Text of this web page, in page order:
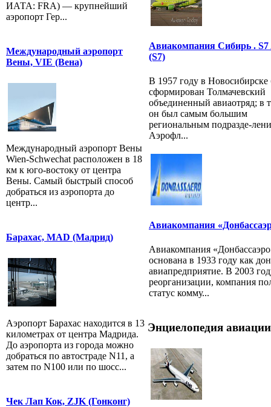
ИАТА: FRA) — крупнейший
аэропорт Гер...
Международный аэропорт
Вены, VIE (Вена)
Международный аэропорт Вены
Wien-Schwechat расположен в 18
км к юго-востоку от центра
Вены. Самый быстрый способ
добраться из аэропорта до
центр...
Барахас, MAD (Мадрид)
Аэропорт Барахас находится в 13
километрах от центра Мадрида.
До аэропорта из города можно
добраться по автостраде N11, а
затем по N100 или по шосс...
Чек Лап Кок, ZJK (Гонконг)
Авиакомпания Сибирь . S7
(S7)
В 1957 году в
сформирован Толмачевский
объединенный авиаотряд; в
он был самым большим
региональным подразде-
Аэрофл...
Авиакомпания
Авиакомпания
основана в 1933 году как
авиапредприятие. В 2003
реорганизации, компания
статус комму...
Энциелопедия